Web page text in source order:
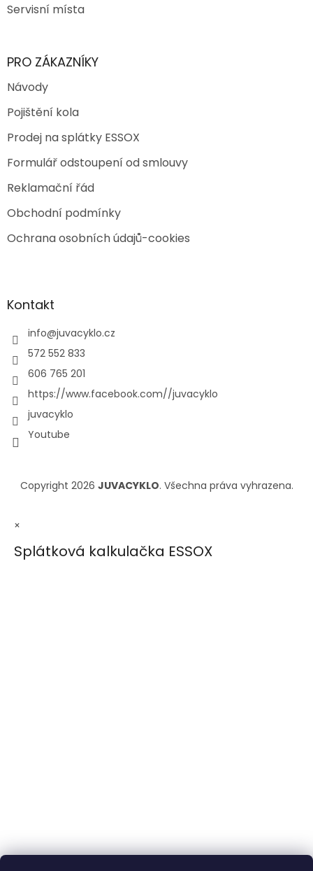
Servisní místa
PRO ZÁKAZNÍKY
Návody
Pojištění kola
Prodej na splátky ESSOX
Formulář odstoupení od smlouvy
Reklamační řád
Obchodní podmínky
Ochrana osobních údajů-cookies
Kontakt
info@juvacyklo.cz
572 552 833
606 765 201
https://www.facebook.com//juvacyklo
juvacyklo
Youtube
Copyright 2026 JUVACYKLO. Všechna práva vyhrazena.
×
Splátková kalkulačka ESSOX